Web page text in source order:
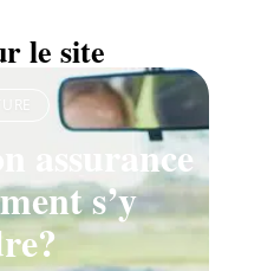
le site
assurance
s’y